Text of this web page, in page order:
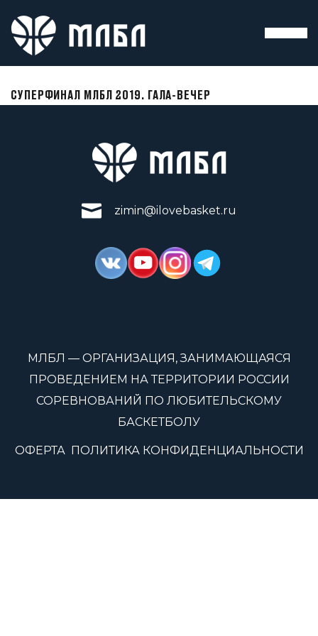
СУПЕРФИНАЛ МЛБЛ 2019. ГАЛА-ВЕЧЕР
zimin@ilovebasket.ru
МЛБЛ — ОРГАНИЗАЦИЯ, ЗАНИМАЮЩАЯСЯ
ПРОВЕДЕНИЕМ НА ТЕРРИТОРИИ РОССИИ
СОРЕВНОВАНИЙ ПО ЛЮБИТЕЛЬСКОМУ
БАСКЕТБОЛУ
ОФЕРТА ПОЛИТИКА КОНФИДЕНЦИАЛЬНОСТИ